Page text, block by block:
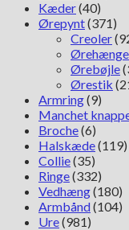
Kæder(40)
Ørepynt(371)
Creoler
Ørebøjle
Ørestik
Armring(9)
Manchet
Broche(6)
Halskæde(119)
Collie(35)
Ringe(332)
Vedhæng(180)
Armbånd(104)
Ure(981)